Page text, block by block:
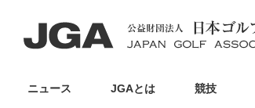
ニュース JGAとは 競技